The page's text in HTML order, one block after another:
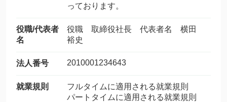
っております。
役職/代表者
名
役職 取締役社長 代表者名 横田
裕史
法人番号 2010001234643
就業規則
フルタイムに適用される就業規則
パートタイムに適用される就業規則